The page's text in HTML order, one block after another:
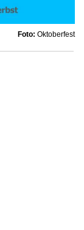
Foto: Oktoberfest